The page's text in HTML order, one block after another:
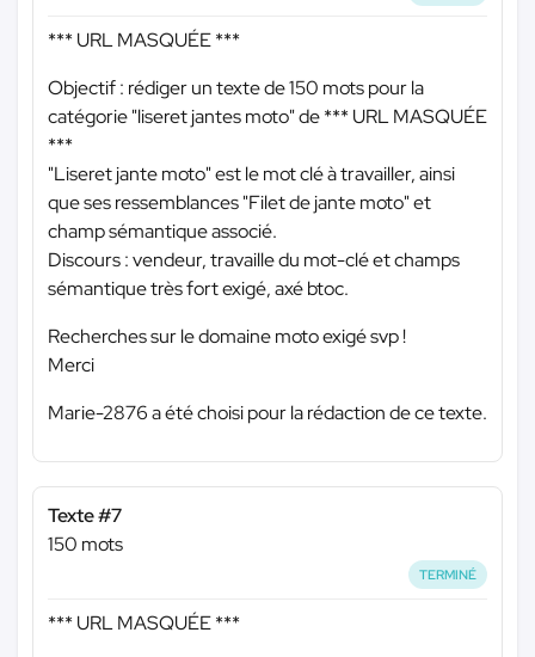
*** URL MASQUÉE ***
Objectif : rédiger un texte de 150 mots pour la
catégorie "liseret jantes moto" de*** URL MASQUÉE
***
"Liseret jante moto" est le mot clé à travailler, ainsi
que ses ressemblances "Filet de jante moto" et
champ sémantique associé.
Discours : vendeur, travaille du mot-clé et champs
sémantique très fort exigé, axé btoc.
Recherches sur le domaine moto exigé svp !
Merci
Marie-2876 a été choisi pour la rédaction de ce texte.
Texte #7
150 mots
TERMINÉ
*** URL MASQUÉE ***